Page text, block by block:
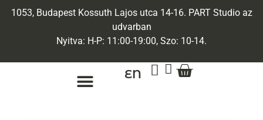
1053, Budapest Kossuth Lajos utca 14-16. PART Studio az
udvarban
Nyitva: H-P: 11:00-19:00, Szo: 10-14.
EN